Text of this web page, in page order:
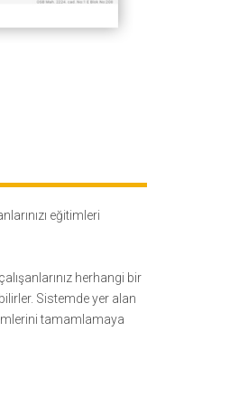
eğitimleri
herhangi bir
Sistemde yer alan
tamamlamaya